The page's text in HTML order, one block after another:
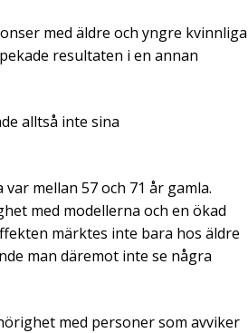
med äldre och yngre kvinnliga
resultaten i en annan
alltså inte sina
mellan 57 och 71 år gamla.
med modellerna och en ökad
märktes inte bara hos äldre
man däremot inte se några
med personer som avviker